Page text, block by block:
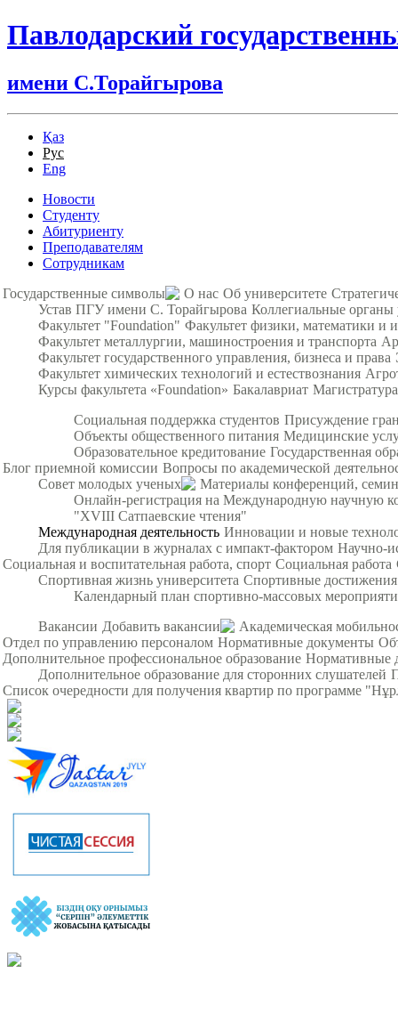
Павлодарский
имени С.Торайгырова
Қаз
Рус
Eng
Новости
Студенту
Абитуриенту
Преподавателям
Сотрудникам
Государственные символы
О нас Об университете
Устав ПГУ имени С. Торайгырова Коллегиальные органы
Факультет "Foundation" Факультет физики, математики и
Факультет металлургии, машиностроения и транспорта
Факультет государственного управления, бизнеса и права
Факультет химических технологий и естествознания
Курсы факультета «Foundation» Бакалавриат Магистратура
Социальная поддержка студентов Присуждение
Объекты общественного питания Медицинские
Образовательное кредитование Государственная
Блог приемной комиссии Вопросы по академической
Совет молодых ученых
Материалы конференций,
Онлайн-регистрация на Международную научную
"XVIII Сатпаевские чтения"
Международная деятельность Инновации и новые
Для публикации в журналах с импакт-фактором Научно-
Социальная и воспитательная работа, спорт Социальная работа
Спортивная жизнь университета Спортивные достижения
Календарный план спортивно-массовых
Вакансии Добавить вакансии
Академическая
Отдел по управлению персоналом Нормативные документы
Дополнительное профессиональное образование Нормативные
Дополнительное образование для сторонних слушателей
Список очередности для получения квартир по программе